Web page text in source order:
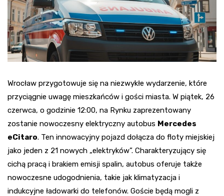
Wrocław przygotowuje się na niezwykłe wydarzenie, które
przyciągnie uwagę mieszkańców i gości miasta. W piątek, 26
czerwca, o godzinie 12:00, na Rynku zaprezentowany
zostanie nowoczesny elektryczny autobus Mercedes
eCitaro. Ten innowacyjny pojazd dołącza do floty miejskiej
jako jeden z 21 nowych „elektryków”. Charakteryzujący się
cichą pracą i brakiem emisji spalin, autobus oferuje także
nowoczesne udogodnienia, takie jak klimatyzacja i
indukcyjne ładowarki do telefonów. Goście będą mogli z